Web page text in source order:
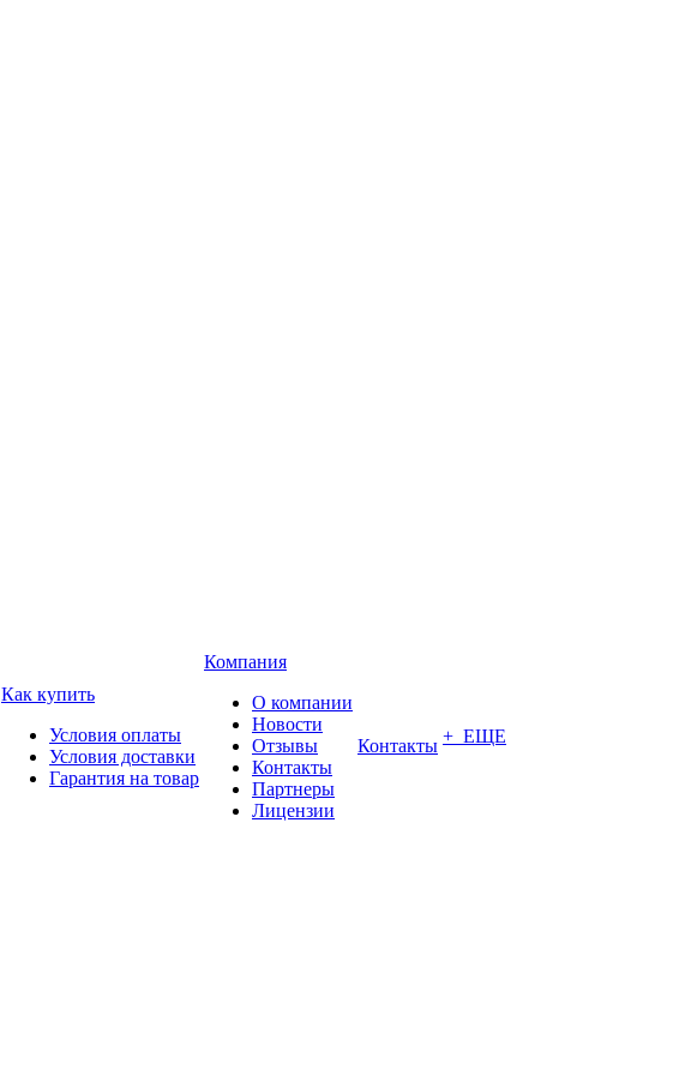
Как купить
Условия оплаты
Условия доставки
Гарантия на товар
Компания
О компании
Новости
Отзывы
Контакты
Партнеры
Лицензии
Контакты + ЕЩЕ